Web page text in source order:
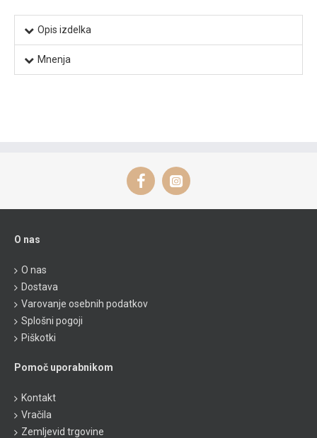
Opis izdelka
Mnenja
O nas
O nas
Dostava
Varovanje osebnih podatkov
Splošni pogoji
Piškotki
Pomoč uporabnikom
Kontakt
Vračila
Zemljevid trgovine